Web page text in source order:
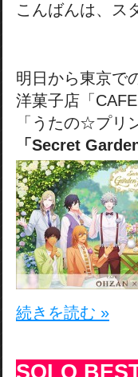
こんばんは、ス
明日から東京で
洋菓子店「
「うたの☆プリ
「Secret
続きを読む »
SOLO